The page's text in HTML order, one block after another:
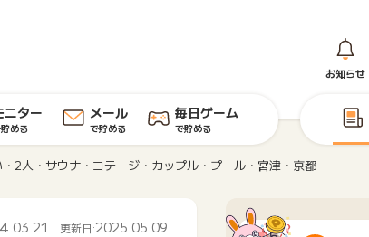
お知らせ
ニター
める
メール
で貯める
毎日ゲーム
で貯める
2人・サウナ・コテージ・カップル・プール・宮津・京都
更新日:2025.05.09